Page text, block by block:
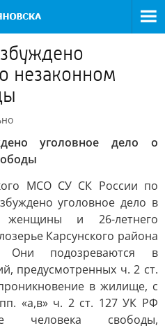
незаконном
уголовное дело о
МСО СУ СК России по
уголовное дело в
женщины и 26-летнего
Карсунского района
Они подозреваются в
предусмотренных ч. 2 ст.
в жилище, с
«а,в» ч. 2 ст. 127 УК РФ
человека свободы,